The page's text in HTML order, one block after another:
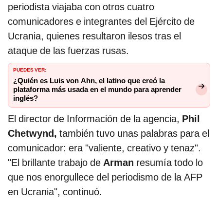
periodista viajaba con otros cuatro
comunicadores e integrantes del Ejército de
Ucrania, quienes resultaron ilesos tras el
ataque de las fuerzas rusas.
PUEDES VER:
¿Quién es Luis von Ahn, el latino que creó la
plataforma más usada en el mundo para aprender
inglés?
El director de Información de la agencia, Phil
Chetwynd, también tuvo unas palabras para el
comunicador: era "valiente, creativo y tenaz".
"El brillante trabajo de Arman resumía todo lo
que nos enorgullece del periodismo de la AFP
en Ucrania", continuó.